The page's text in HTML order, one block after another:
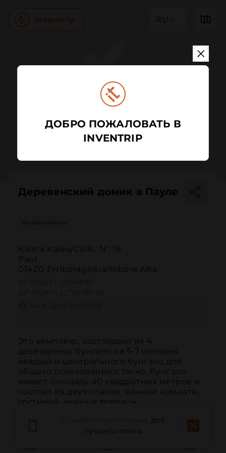
RU
Деревенский домик в Пауле
Апартаменты
Kalera Kalea/Calle, Nº 19
Paul
01420 Erriberagoitia/Ribera Alta
Это комплекс, состоящий из 4
деревянных бунгало на 5-7 человек
каждый и центрального бунгало для
общего пользования с тхоко. Бунгало
имеют площадь 40 квадратных метров и
состоят из двух спален, ванной комнаты,
гостиной, кухни и террасы.
для
лучшего опыта
ДОБРО ПОЖАЛОВАТЬ В
INVENTRIP